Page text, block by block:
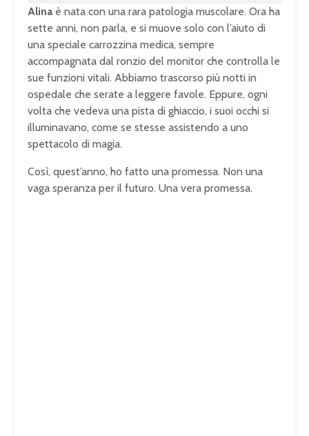
Alina è nata con una rara patologia muscolare. Ora ha
sette anni, non parla, e si muove solo con l’aiuto di
una speciale carrozzina medica, sempre
accompagnata dal ronzio del monitor che controlla le
sue funzioni vitali. Abbiamo trascorso più notti in
ospedale che serate a leggere favole. Eppure, ogni
volta che vedeva una pista di ghiaccio, i suoi occhi si
illuminavano, come se stesse assistendo a uno
spettacolo di magia.
Così, quest’anno, ho fatto una promessa. Non una
vaga speranza per il futuro. Una vera promessa.